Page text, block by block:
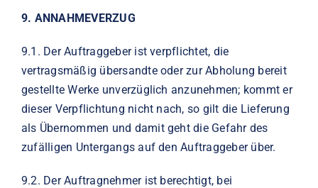
9. ANNAHMEVERZUG
9.1. Der Auftraggeber ist verpflichtet, die
vertragsmäßig übersandte oder zur Abholung bereit
gestellte Werke unverzüglich anzunehmen; kommt er
dieser Verpflichtung nicht nach, so gilt die Lieferung
als Übernommen und damit geht die Gefahr des
zufälligen Untergangs auf den Auftraggeber über.
9.2. Der Auftragnehmer ist berechtigt, bei